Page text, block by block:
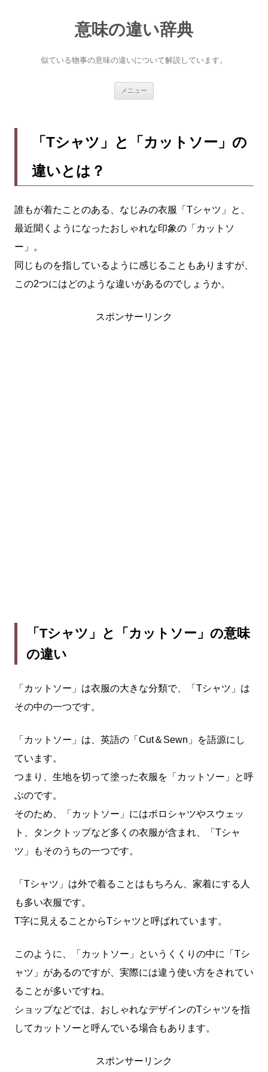
意味の違い辞典
似ている物事の意味の違いについて解説しています。
メニュー
ス
「Tシャツ」と「カットソー」の
違いとは？
誰もが着たことのある、なじみの衣服「Tシャツ」と、
最近聞くようになったおしゃれな印象の「カットソ
ー」。
同じものを指しているように感じることもありますが、
この2つにはどのような違いがあるのでしょうか。
スポンサーリンク
「Tシャツ」と「カットソー」の意味
の違い
「カットソー」は衣服の大きな分類で、「Tシャツ」は
その中の一つです。
「カットソー」は、英語の「Cut＆Sewn」を語源にし
ています。
つまり、生地を切って塗った衣服を「カットソー」と呼
ぶのです。
そのため、「カットソー」にはポロシャツやスウェッ
ト、タンクトップなど多くの衣服が含まれ、「Tシャ
ツ」もそのうちの一つです。
「Tシャツ」は外で着ることはもちろん、家着にする人
も多い衣服です。
T字に見えることからTシャツと呼ばれています。
このように、「カットソー」というくくりの中に「Tシ
ャツ」があるのですが、実際には違う使い方をされてい
ることが多いですね。
ショップなどでは、おしゃれなデザインのTシャツを指
してカットソーと呼んでいる場合もあります。
スポンサーリンク